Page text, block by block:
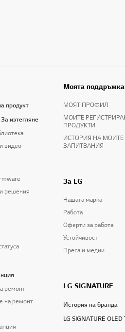
продукт
изтегляне
видео
решения
ремонт
на ремонт
Моята поддръжка
МОЯТ ПРОФИЛ
МОИТЕ
ПРОДУКТИ
ИСТОРИЯ НА МОИТЕ
ЗАПИТВАНИЯ
За LG
Нашата марка
Работа
Оферти за работа
Устойчивост
Преса и медии
LG SIGNATURE
История на бранда
LG SIGNATURE OLED